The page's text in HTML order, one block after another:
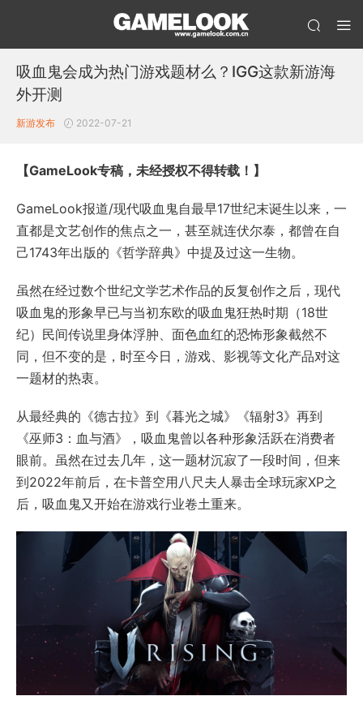
吸血鬼会成为热门游戏题材么？IGG这款新游海
外开测
新游发布 2022-07-21
【GameLook专稿，未经授权不得转载！】
GameLook报道/现代吸血鬼自最早17世纪末诞生以来，一
直都是文艺创作的焦点之一，甚至就连伏尔泰，都曾在自
己1743年出版的《哲学辞典》中提及过这一生物。
虽然在经过数个世纪文学艺术作品的反复创作之后，现代
吸血鬼的形象早已与当初东欧的吸血鬼狂热时期（18世
纪）民间传说里身体浮肿、面色血红的恐怖形象截然不
同，但不变的是，时至今日，游戏、影视等文化产品对这
一题材的热衷。
从最经典的《德古拉》到《暮光之城》《辐射3》再到
《巫师3：血与酒》，吸血鬼曾以各种形象活跃在消费者
眼前。虽然在过去几年，这一题材沉寂了一段时间，但来
到2022年前后，在卡普空用八尺夫人暴击全球玩家XP之
后，吸血鬼又开始在游戏行业卷土重来。